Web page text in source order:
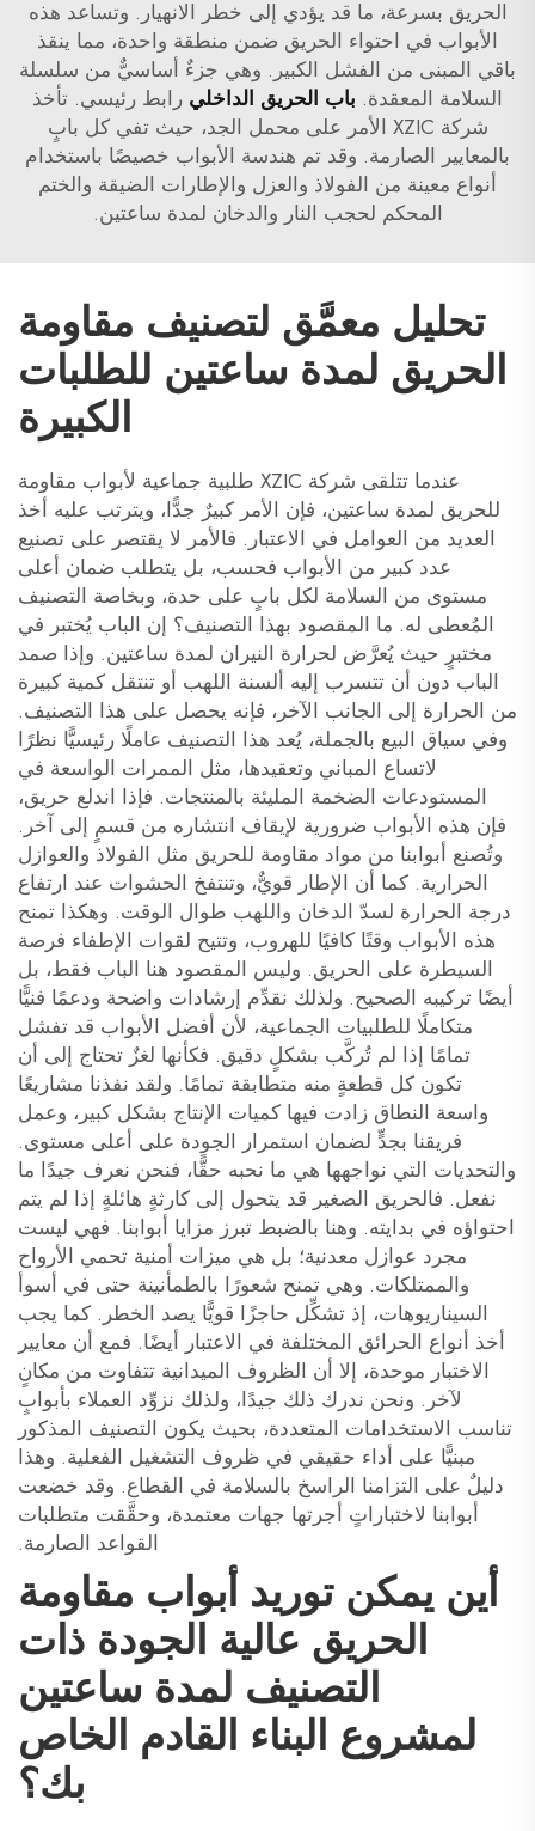
الحريق بسرعة، ما قد يؤدي إلى خطر الانهيار. وتساعد هذه
الأبواب في احتواء الحريق ضمن منطقة واحدة، مما ينقذ
باقي المبنى من الفشل الكبير. وهي جزءٌ أساسيٌّ من سلسلة
السلامة المعقدة. باب الحريق الداخلي رابط رئيسي. تأخذ
شركة XZIC الأمر على محمل الجد، حيث تفي كل بابٍ
بالمعايير الصارمة. وقد تم هندسة الأبواب خصيصًا باستخدام
أنواع معينة من الفولاذ والعزل والإطارات الضيقة والختم
المحكم لحجب النار والدخان لمدة ساعتين.
تحليل معمَّق لتصنيف مقاومة
الحريق لمدة ساعتين للطلبات
الكبيرة
عندما تتلقى شركة XZIC طلبية جماعية لأبواب مقاومة
للحريق لمدة ساعتين، فإن الأمر كبيرٌ جدًّا، ويترتب عليه أخذ
العديد من العوامل في الاعتبار. فالأمر لا يقتصر على تصنيع
عدد كبير من الأبواب فحسب، بل يتطلب ضمان أعلى
مستوى من السلامة لكل بابٍ على حدة، وبخاصة التصنيف
المُعطى له. ما المقصود بهذا التصنيف؟ إن الباب يُختبر في
مختبرٍ حيث يُعرَّض لحرارة النيران لمدة ساعتين. وإذا صمد
الباب دون أن تتسرب إليه ألسنة اللهب أو تنتقل كمية كبيرة
من الحرارة إلى الجانب الآخر، فإنه يحصل على هذا التصنيف.
وفي سياق البيع بالجملة، يُعد هذا التصنيف عاملًا رئيسيًّا نظرًا
لاتساع المباني وتعقيدها، مثل الممرات الواسعة في
المستودعات الضخمة المليئة بالمنتجات. فإذا اندلع حريق،
فإن هذه الأبواب ضرورية لإيقاف انتشاره من قسمٍ إلى آخر.
وتُصنع أبوابنا من مواد مقاومة للحريق مثل الفولاذ والعوازل
الحرارية. كما أن الإطار قويٌّ، وتنتفخ الحشوات عند ارتفاع
درجة الحرارة لسدّ الدخان واللهب طوال الوقت. وهكذا تمنح
هذه الأبواب وقتًا كافيًا للهروب، وتتيح لقوات الإطفاء فرصة
السيطرة على الحريق. وليس المقصود هنا الباب فقط، بل
أيضًا تركيبه الصحيح. ولذلك نقدِّم إرشادات واضحة ودعمًا فنيًّا
متكاملًا للطلبيات الجماعية، لأن أفضل الأبواب قد تفشل
تمامًا إذا لم تُركَّب بشكلٍ دقيق. فكأنها لغزٌ تحتاج إلى أن
تكون كل قطعةٍ منه متطابقة تمامًا. ولقد نفذنا مشاريعًا
واسعة النطاق زادت فيها كميات الإنتاج بشكل كبير، وعمل
فريقنا بجدٍّ لضمان استمرار الجودة على أعلى مستوى.
والتحديات التي نواجهها هي ما نحبه حقًّا، فنحن نعرف جيدًا ما
نفعل. فالحريق الصغير قد يتحول إلى كارثةٍ هائلةٍ إذا لم يتم
احتواؤه في بدايته. وهنا بالضبط تبرز مزايا أبوابنا. فهي ليست
مجرد عوازل معدنية؛ بل هي ميزات أمنية تحمي الأرواح
والممتلكات. وهي تمنح شعورًا بالطمأنينة حتى في أسوأ
السيناريوهات، إذ تشكِّل حاجزًا قويًّا يصد الخطر. كما يجب
أخذ أنواع الحرائق المختلفة في الاعتبار أيضًا. فمع أن معايير
الاختبار موحدة، إلا أن الظروف الميدانية تتفاوت من مكانٍ
لآخر. ونحن ندرك ذلك جيدًا، ولذلك نزوِّد العملاء بأبوابٍ
تناسب الاستخدامات المتعددة، بحيث يكون التصنيف المذكور
مبنيًّا على أداء حقيقي في ظروف التشغيل الفعلية. وهذا
دليلٌ على التزامنا الراسخ بالسلامة في القطاع. وقد خضعت
أبوابنا لاختباراتٍ أجرتها جهات معتمدة، وحقَّقت متطلبات
القواعد الصارمة.
أين يمكن توريد أبواب مقاومة
الحريق عالية الجودة ذات
التصنيف لمدة ساعتين
لمشروع البناء القادم الخاص
بك؟